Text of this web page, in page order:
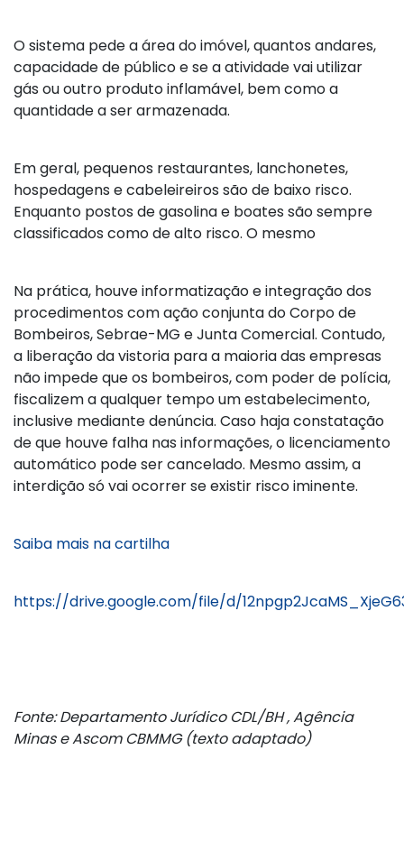
O sistema pede a área do imóvel, quantos andares,
capacidade de público e se a atividade vai utilizar
gás ou outro produto inflamável, bem como a
quantidade a ser armazenada.
Em geral, pequenos restaurantes, lanchonetes,
hospedagens e cabeleireiros são de baixo risco.
Enquanto postos de gasolina e boates são sempre
classificados como de alto risco. O mesmo
Na prática, houve informatização e integração dos
procedimentos com ação conjunta do Corpo de
Bombeiros, Sebrae-MG e Junta Comercial. Contudo,
a liberação da vistoria para a maioria das empresas
não impede que os bombeiros, com poder de polícia,
fiscalizem a qualquer tempo um estabelecimento,
inclusive mediante denúncia. Caso haja constatação
de que houve falha nas informações, o licenciamento
automático pode ser cancelado. Mesmo assim, a
interdição só vai ocorrer se existir risco iminente.
Saiba mais na cartilha
https://drive.google.com/file/d/
Fonte: Departamento Jurídico CDL/BH , Agência
Minas e Ascom CBMMG (texto adaptado)